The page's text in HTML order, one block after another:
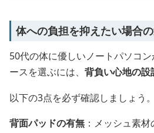
体への負担を抑えたい場合
50代の体に優しいノートパソコ
ースを選ぶには、 背負い心地の設
以下の3点を必ず確認しましょう。
背面パッドの有無 ：メッシュ素